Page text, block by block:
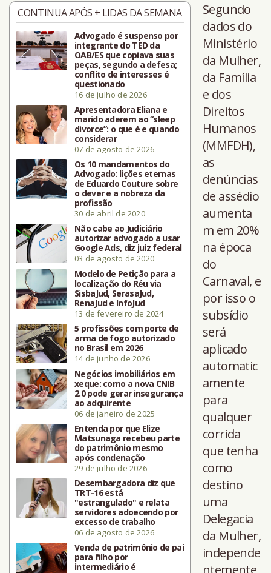
CONTINUA APÓS + LIDAS DA SEMANA
Advogado é suspenso por
integrante do TED da
OAB/ES que copiava suas
peças, segundo a defesa;
conflito de interesses é
questionado
16 de julho de 2026
Apresentadora Eliana e
marido aderem ao “sleep
divorce”: o que é e quando
considerar
07 de agosto de 2026
Os 10 mandamentos do
Advogado: lições eternas
de Eduardo Couture sobre
o dever e a nobreza da
profissão
30 de abril de 2020
Não cabe ao Judiciário
autorizar advogado a usar
Google Ads, diz juiz federal
03 de agosto de 2020
Modelo de Petição para a
localização do Réu via
SisbaJud, SerasaJud,
RenaJud e InfoJud
13 de fevereiro de 2024
5 profissões com porte de
arma de fogo autorizado
no Brasil em 2026
14 de junho de 2026
Negócios imobiliários em
xeque: como a nova CNIB
2.0 pode gerar insegurança
ao adquirente
06 de janeiro de 2025
Entenda por que Elize
Matsunaga recebeu parte
do patrimônio mesmo
após condenação
29 de julho de 2026
Desembargadora diz que
TRT-16 está
"estrangulado" e relata
servidores adoecendo por
excesso de trabalho
06 de agosto de 2026
Venda de patrimônio de pai
para filho por
intermediário é
Segundo
dados do
Ministério
da Mulher,
da Família
e dos
Direitos
Humanos
(MMFDH),
as
denúncias
de assédio
aumenta
m em 20%
na época
do
Carnaval, e
por isso o
subsídio
será
aplicado
automatic
amente
para
qualquer
corrida
que tenha
como
destino
uma
Delegacia
da Mulher,
independe
ntemente